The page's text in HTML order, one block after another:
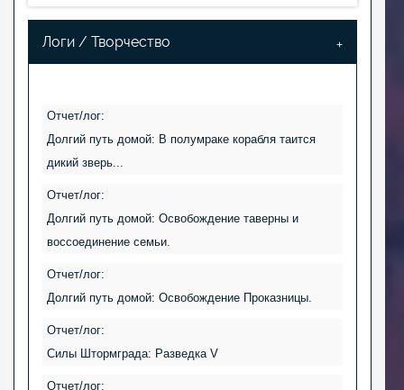
Логи / Творчество
Отчет/лог:
Долгий путь домой: В полумраке корабля таится
дикий зверь...
Отчет/лог:
Долгий путь домой: Освобождение таверны и
воссоединение семьи.
Отчет/лог:
Долгий путь домой: Освобождение Проказницы.
Отчет/лог:
Силы Штормграда: Разведка V
Отчет/лог: